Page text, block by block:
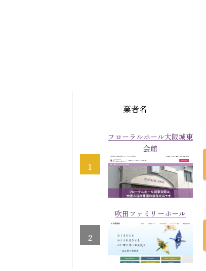
業者名
1
フローラルホール大阪城東
会館
2
吹田ファミリーホール